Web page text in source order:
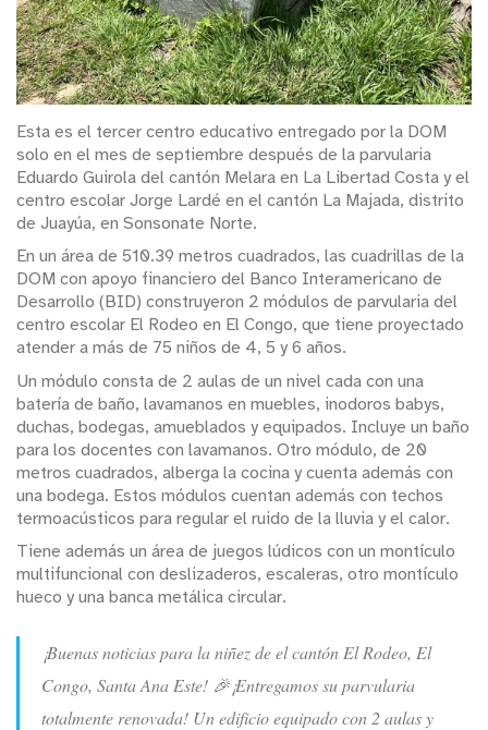
Esta es el tercer centro educativo entregado por la DOM
solo en el mes de septiembre después de la parvularia
Eduardo Guirola del cantón Melara en La Libertad Costa y el
centro escolar Jorge Lardé en el cantón La Majada, distrito
de Juayúa, en Sonsonate Norte.
En un área de 510.39 metros cuadrados, las cuadrillas de la
DOM con apoyo financiero del Banco Interamericano de
Desarrollo (BID) construyeron 2 módulos de parvularia del
centro escolar El Rodeo en El Congo, que tiene proyectado
atender a más de 75 niños de 4, 5 y 6 años.
Un módulo consta de 2 aulas de un nivel cada con una
batería de baño, lavamanos en muebles, inodoros babys,
duchas, bodegas, amueblados y equipados. Incluye un baño
para los docentes con lavamanos. Otro módulo, de 20
metros cuadrados, alberga la cocina y cuenta además con
una bodega. Estos módulos cuentan además con techos
termoacústicos para regular el ruido de la lluvia y el calor.
Tiene además un área de juegos lúdicos con un montículo
multifuncional con deslizaderos, escaleras, otro montículo
hueco y una banca metálica circular.
¡Buenas noticias para la niñez de el cantón El Rodeo, El
Congo, Santa Ana Este! 🎉¡Entregamos su parvularia
totalmente renovada! Un edificio equipado con 2 aulas y